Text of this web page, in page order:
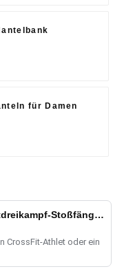
für Damen
Olympia-Stoßfängerplatten vs. Kraftdreikampf-Stoßfängerplatten: Was ist der Unterschied?
CrossFit-Athlet oder ein